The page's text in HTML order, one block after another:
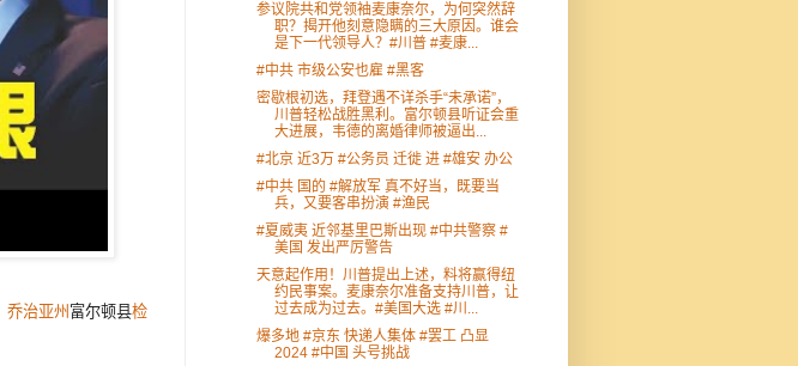
乔治亚州 富尔顿县检
参议院共和党领袖麦康奈尔，为何突然辞
职？揭开他刻意隐瞒的三大原因。谁会
是下一代领导人？#川普 #麦康...
#中共 市级公安也雇 #黑客
密歇根初选，拜登遇不详杀手“未承诺”，
川普轻松战胜黑利。富尔顿县听证会重
大进展，韦德的离婚律师被逼出...
#北京 近3万 #公务员 迁徙 进 #雄安 办公
#中共 国的 #解放军 真不好当，既要当
兵，又要客串扮演 #渔民
#夏威夷 近邻基里巴斯出现 #中共警察 #
美国 发出严厉警告
天意起作用！川普提出上述，料将赢得纽
约民事案。麦康奈尔准备支持川普，让
过去成为过去。#美国大选 #川...
爆多地 #京东 快递人集体 #罢工 凸显
2024 #中国 头号挑战